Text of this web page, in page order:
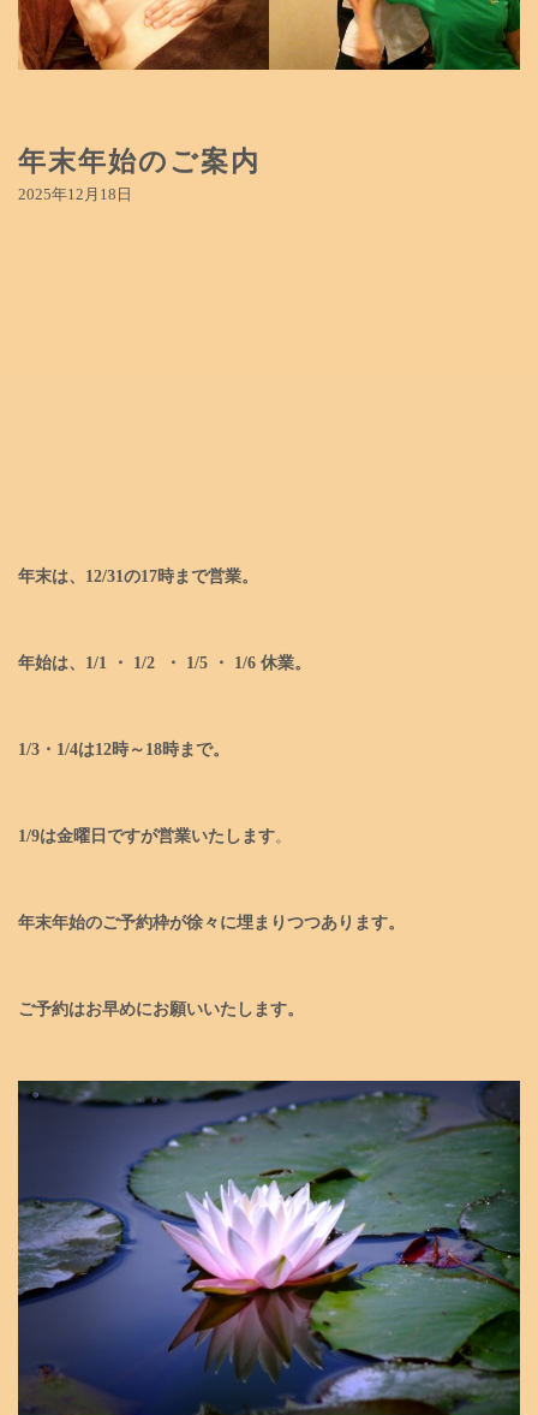
年末年始のご案内
2025年12月18日
年末は、12/31の17時まで営業。
年始は、1/1 ・ 1/2 ・ 1/5 ・ 1/6 休業。
1/3・1/4は12時～18時まで。
1/9は金曜日ですが営業いたします。
年末年始のご予約枠が徐々に埋まりつつあります。
ご予約はお早めにお願いいたします。